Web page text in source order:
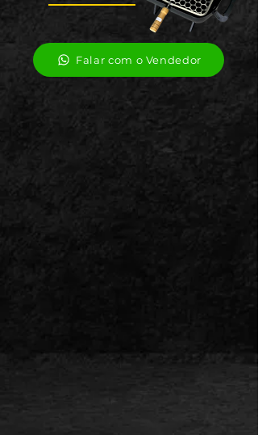
Falar com o Vendedor